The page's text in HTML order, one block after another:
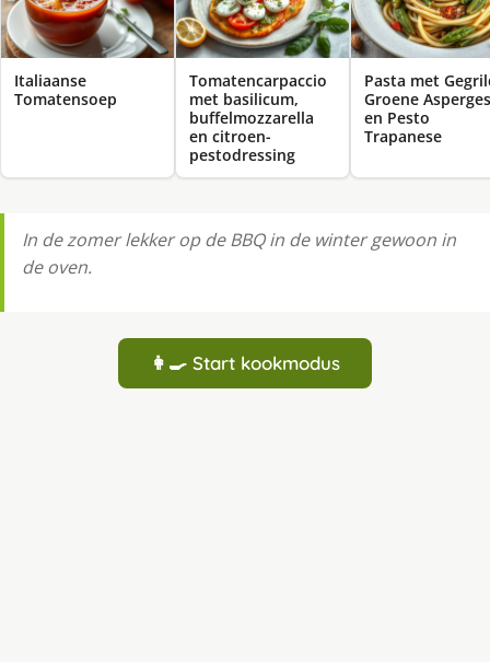
Italiaanse
Tomatensoep
Tomatencarpaccio
met basilicum,
buffelmozzarella
en citroen-
pestodressing
Pasta met
Groene Asperges
en Pesto
Trapanese
In de zomer lekker op de BBQ in de winter gewoon in
de oven.
👩‍🍳 Start kookmodus